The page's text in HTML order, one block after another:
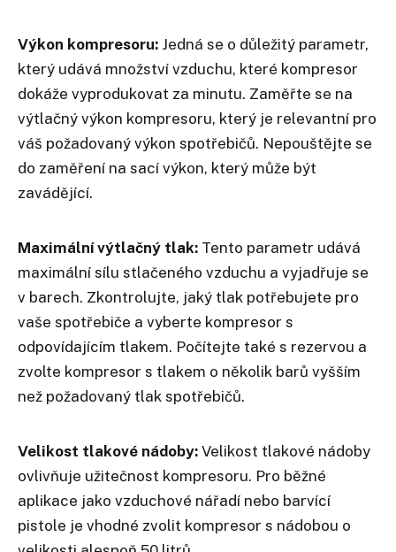
Výkon kompresoru: Jedná se o důležitý parametr,
který udává množství vzduchu, které kompresor
dokáže vyprodukovat za minutu. Zaměřte se na
výtlačný výkon kompresoru, který je relevantní pro
váš požadovaný výkon spotřebičů. Nepouštějte se
do zaměření na sací výkon, který může být
zavádějící.
Maximální výtlačný tlak: Tento parametr udává
maximální sílu stlačeného vzduchu a vyjadřuje se
v barech. Zkontrolujte, jaký tlak potřebujete pro
vaše spotřebiče a vyberte kompresor s
odpovídajícím tlakem. Počítejte také s rezervou a
zvolte kompresor s tlakem o několik barů vyšším
než požadovaný tlak spotřebičů.
Velikost tlakové nádoby: Velikost tlakové nádoby
ovlivňuje užitečnost kompresoru. Pro běžné
aplikace jako vzduchové nářadí nebo barvící
pistole je vhodné zvolit kompresor s nádobou o